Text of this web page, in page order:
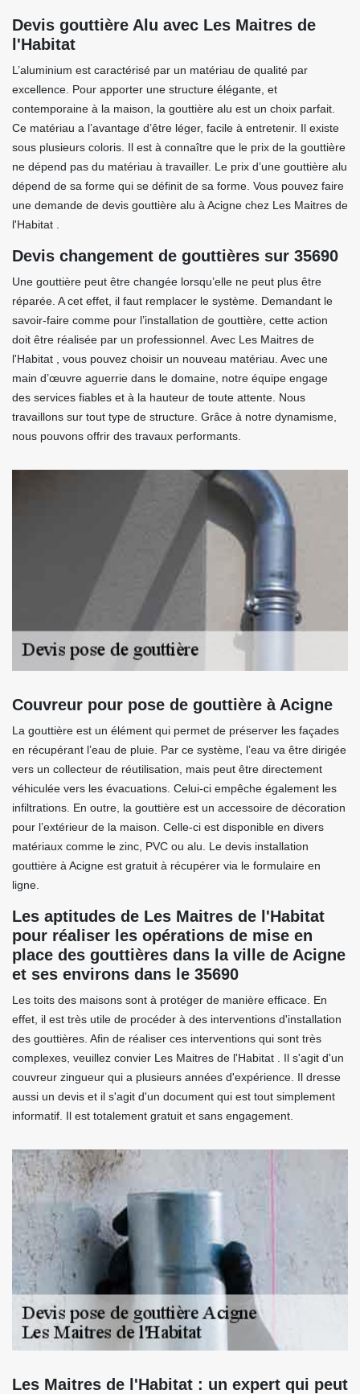
Devis gouttière Alu avec Les Maitres de
l'Habitat
L’aluminium est caractérisé par un matériau de qualité par
excellence. Pour apporter une structure élégante, et
contemporaine à la maison, la gouttière alu est un choix parfait.
Ce matériau a l’avantage d’être léger, facile à entretenir. Il existe
sous plusieurs coloris. Il est à connaître que le prix de la gouttière
ne dépend pas du matériau à travailler. Le prix d’une gouttière alu
dépend de sa forme qui se définit de sa forme. Vous pouvez faire
une demande de devis gouttière alu à Acigne chez Les Maitres de
l'Habitat .
Devis changement de gouttières sur 35690
Une gouttière peut être changée lorsqu’elle ne peut plus être
réparée. A cet effet, il faut remplacer le système. Demandant le
savoir-faire comme pour l’installation de gouttière, cette action
doit être réalisée par un professionnel. Avec Les Maitres de
l'Habitat , vous pouvez choisir un nouveau matériau. Avec une
main d’œuvre aguerrie dans le domaine, notre équipe engage
des services fiables et à la hauteur de toute attente. Nous
travaillons sur tout type de structure. Grâce à notre dynamisme,
nous pouvons offrir des travaux performants.
Couvreur pour pose de gouttière à Acigne
La gouttière est un élément qui permet de préserver les façades
en récupérant l’eau de pluie. Par ce système, l’eau va être dirigée
vers un collecteur de réutilisation, mais peut être directement
véhiculée vers les évacuations. Celui-ci empêche également les
infiltrations. En outre, la gouttière est un accessoire de décoration
pour l’extérieur de la maison. Celle-ci est disponible en divers
matériaux comme le zinc, PVC ou alu. Le devis installation
gouttière à Acigne est gratuit à récupérer via le formulaire en
ligne.
Les aptitudes de Les Maitres de l'Habitat
pour réaliser les opérations de mise en
place des gouttières dans la ville de Acigne
et ses environs dans le 35690
Les toits des maisons sont à protéger de manière efficace. En
effet, il est très utile de procéder à des interventions d'installation
des gouttières. Afin de réaliser ces interventions qui sont très
complexes, veuillez convier Les Maitres de l'Habitat . Il s'agit d'un
couvreur zingueur qui a plusieurs années d'expérience. Il dresse
aussi un devis et il s'agit d'un document qui est tout simplement
informatif. Il est totalement gratuit et sans engagement.
Les Maitres de l'Habitat : un expert qui peut